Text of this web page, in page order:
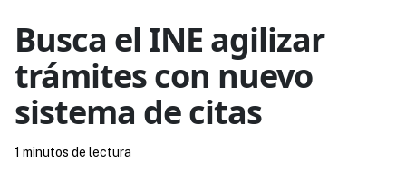
Busca el INE agilizar
trámites con nuevo
sistema de citas
1 minutos de lectura